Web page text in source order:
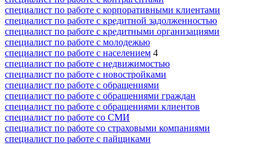
специалист по работе с корпоративными клиентами
специалист по работе с кредитной задолженностью
специалист по работе с кредитными организациями
специалист по работе с молодежью
специалист по работе с населением 4
специалист по работе с недвижимостью
специалист по работе с новостройками
специалист по работе с обращениями
специалист по работе с обращениями граждан
специалист по работе с обращениями клиентов
специалист по работе со СМИ
специалист по работе со страховыми компаниями
специалист по работе с пайщиками